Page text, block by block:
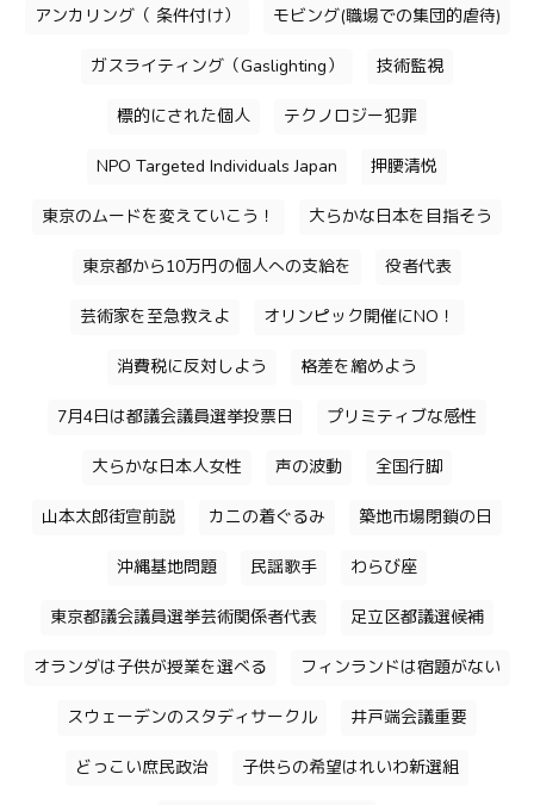
アンカリング（ 条件付け） モビング(職場での集団的虐待)
ガスライティング（Gaslighting） 技術監視
標的にされた個人 テクノロジー犯罪
NPO Targeted Individuals Japan 押腰清悦
東京のムードを変えていこう！ 大らかな日本を目指そう
東京都から10万円の個人への支給を 役者代表
芸術家を至急救えよ オリンピック開催にNO！
消費税に反対しよう 格差を縮めよう
7月4日は都議会議員選挙投票日 プリミティブな感性
大らかな日本人女性 声の波動 全国行脚
山本太郎街宣前説 カニの着ぐるみ 築地市場閉鎖の日
沖縄基地問題 民謡歌手 わらび座
東京都議会議員選挙芸術関係者代表 足立区都議選候補
オランダは子供が授業を選べる フィンランドは宿題がない
スウェーデンのスタディサークル 井戸端会議重要
どっこい庶民政治 子供らの希望はれいわ新選組